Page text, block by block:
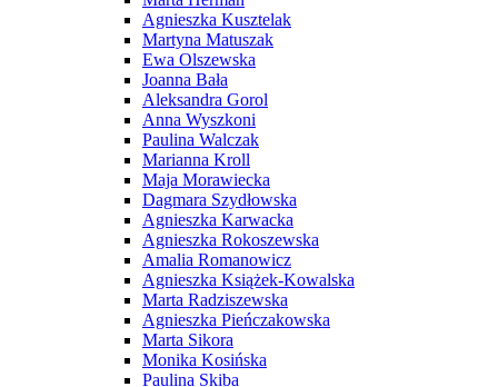
Agnieszka Kusztelak
Martyna Matuszak
Ewa Olszewska
Joanna Bała
Aleksandra Gorol
Anna Wyszkoni
Paulina Walczak
Marianna Kroll
Maja Morawiecka
Dagmara Szydłowska
Agnieszka Karwacka
Agnieszka Rokoszewska
Amalia Romanowicz
Agnieszka Książek-Kowalska
Marta Radziszewska
Agnieszka Pieńczakowska
Marta Sikora
Monika Kosińska
Paulina Skiba